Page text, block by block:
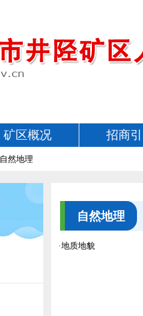
矿区概况 招商
自然地理
自然地理
·地质地貌